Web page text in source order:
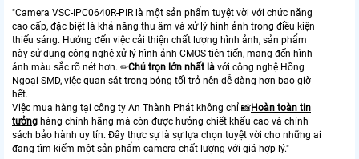
"Camera VSC-IPC0640R-PIR là một sản phẩm tuyệt vời với chức năng
cao cấp, đặc biệt là khả năng thu âm và xử lý hình ảnh trong điều kiện
thiếu sáng. Hướng đến việc cải thiện chất lượng hình ảnh, sản phẩm
này sử dụng công nghệ xử lý hình ảnh CMOS tiên tiến, mang đến hình
ảnh màu sắc rõ nét hơn. ✏Chú trọn lớn nhất là với công nghệ Hồng
Ngoại SMD, việc quan sát trong bóng tối trở nên dễ dàng hơn bao giờ
hết.
Việc mua hàng tại công ty An Thành Phát không chỉ 📸Hoàn toàn tin
tưởng hàng chính hãng mà còn được hưởng chiết khấu cao và chính
sách bảo hành uy tín. Đây thực sự là sự lựa chọn tuyệt vời cho những ai
đang tìm kiếm một sản phẩm camera chất lượng với giá hợp lý."